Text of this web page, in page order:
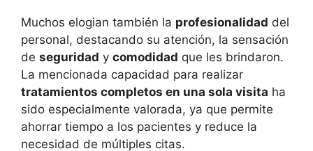
Muchos elogian también la profesionalidad del
personal, destacando su atención, la sensación
de seguridad y comodidad que les brindaron.
La mencionada capacidad para realizar
tratamientos completos en una sola visita ha
sido especialmente valorada, ya que permite
ahorrar tiempo a los pacientes y reduce la
necesidad de múltiples citas.